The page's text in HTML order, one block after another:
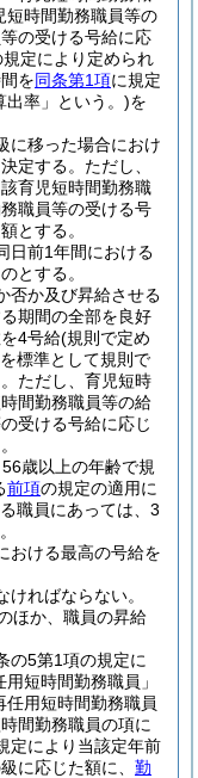
短時間勤務職員等の
の受ける号給に応
規定により定められ
を同条第1項に規定
出率」という。)を
に移った場合におけ
定する。 ただし、
育児短時間勤務職
職員等の受ける号
とする。
日前1年間における
とする。
否か及び昇給させる
期間の全部を良好
4号給(規則で定め
標準として規則で
ただし、育児短時
間勤務職員等の給
受ける号給に応じ
歳以上の年齢で規
前項の規定の適用に
職員にあっては、3
おける最高の号給を
ればならない。
ほか、職員の昇給
の5第1項の規定に
短時間勤務職員」
用短時間勤務職員
間勤務職員の項に
定により当該定年前
に応じた額に、 勤